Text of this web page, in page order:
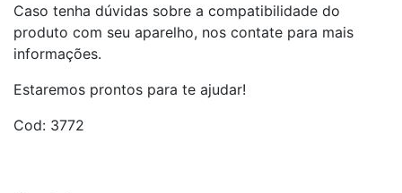
Caso tenha dúvidas sobre a compatibilidade do
produto com seu aparelho, nos contate para mais
informações.
Estaremos prontos para te ajudar!
Cod: 3772